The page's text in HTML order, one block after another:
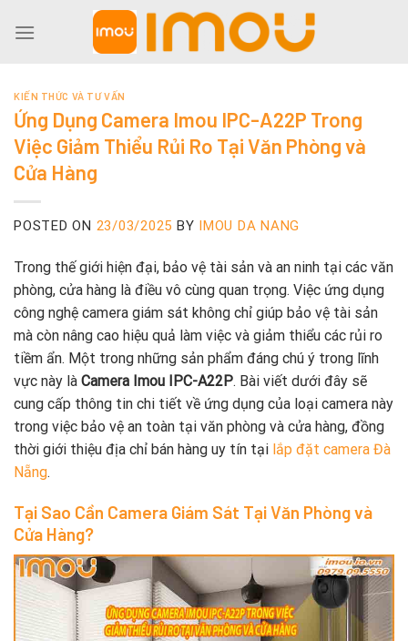
KIẾN THỨC VÀ TƯ VẤN
Ứng Dụng Camera Imou IPC-A22P Trong
Việc Giảm Thiểu Rủi Ro Tại Văn Phòng và
Cửa Hàng
POSTED ON 23/03/2025 BY IMOU DA NANG
Trong thế giới hiện đại, bảo vệ tài sản và an ninh tại các văn
phòng, cửa hàng là điều vô cùng quan trọng. Việc ứng dụng
công nghệ camera giám sát không chỉ giúp bảo vệ tài sản
mà còn nâng cao hiệu quả làm việc và giảm thiểu các rủi ro
tiềm ẩn. Một trong những sản phẩm đáng chú ý trong lĩnh
vực này là Camera Imou IPC-A22P. Bài viết dưới đây sẽ
cung cấp thông tin chi tiết về ứng dụng của loại camera này
trong việc bảo vệ an toàn tại văn phòng và cửa hàng, đồng
thời giới thiệu địa chỉ bán hàng uy tín tại lắp đặt camera Đà
Nẵng.
Tại Sao Cần Camera Giám Sát Tại Văn Phòng và
Cửa Hàng?